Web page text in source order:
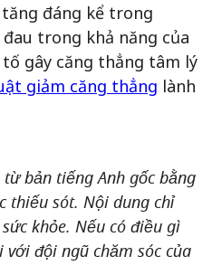
đáng kể trong
trong khả năng của
gây căng thẳng tâm lý
giảm căng thẳng lành
bản tiếng Anh gốc bằng
thiếu sót. Nội dung chỉ
khỏe. Nếu có điều gì
đội ngũ chăm sóc của